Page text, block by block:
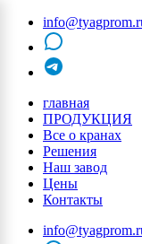
главная
ПРОДУКЦИЯ
Все о кранах
Решения
Наш завод
Цены
Контакты